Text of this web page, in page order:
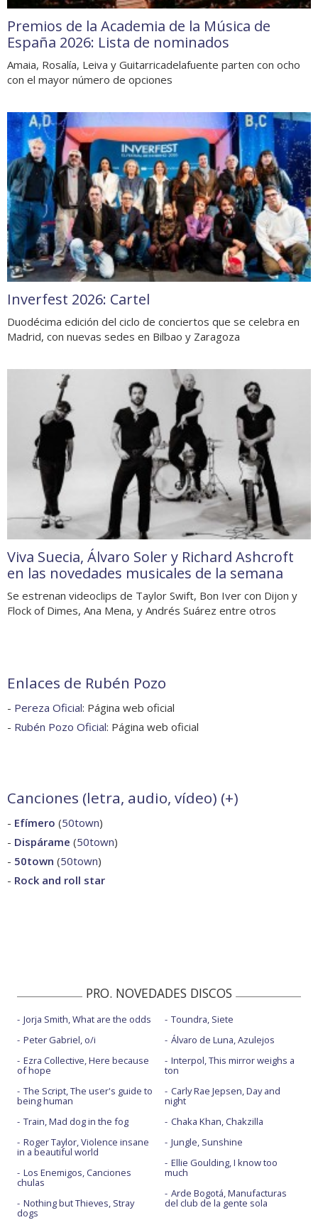
Premios de la Academia de la Música de
España 2026: Lista de nominados
Amaia, Rosalía, Leiva y Guitarricadelafuente parten con ocho
con el mayor número de opciones
Inverfest 2026: Cartel
Duodécima edición del ciclo de conciertos que se celebra en
Madrid, con nuevas sedes en Bilbao y Zaragoza
Viva Suecia, Álvaro Soler y Richard Ashcroft
en las novedades musicales de la semana
Se estrenan videoclips de Taylor Swift, Bon Iver con Dijon y
Flock of Dimes, Ana Mena, y Andrés Suárez entre otros
Enlaces de Rubén Pozo
- Pereza Oficial: Página web oficial
- Rubén Pozo Oficial: Página web oficial
Canciones (letra, audio, vídeo) (+)
- Efímero (50town)
- Dispárame (50town)
- 50town (50town)
- Rock and roll star
PRO. NOVEDADES DISCOS
Jorja Smith, What are the odds
Peter Gabriel, o/i
Ezra Collective, Here because
of hope
The Script, The user's guide to
being human
Train, Mad dog in the fog
Roger Taylor, Violence insane
in a beautiful world
Los Enemigos, Canciones
chulas
Nothing but Thieves, Stray
dogs
Toundra, Siete
Álvaro de Luna, Azulejos
Interpol, This mirror weighs a
ton
Carly Rae Jepsen, Day and
night
Chaka Khan, Chakzilla
Jungle, Sunshine
Ellie Goulding, I know too
much
Arde Bogotá, Manufacturas
del club de la gente sola